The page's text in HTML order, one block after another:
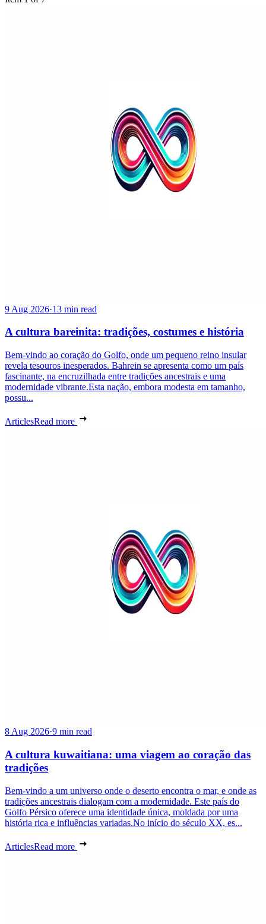
9 Aug 2026·13 min read
A cultura bareinita: tradições, costumes e história
Bem-vindo ao coração do Golfo, onde um pequeno reino insular
revela tesouros inesperados. Bahrein se apresenta como um país
fascinante, na encruzilhada entre tradições ancestrais e uma
modernidade vibrante.Esta nação, embora modesta em tamanho,
possu...
ArticlesRead more
8 Aug 2026·9 min read
A cultura kuwaitiana: uma viagem ao coração das
tradições
Bem-vindo a um universo onde o deserto encontra o mar, e onde as
tradições ancestrais dialogam com a modernidade. Este país do
Golfo Pérsico oferece uma identidade única, moldada por uma
história rica e influências variadas.No início do século XX, es...
ArticlesRead more